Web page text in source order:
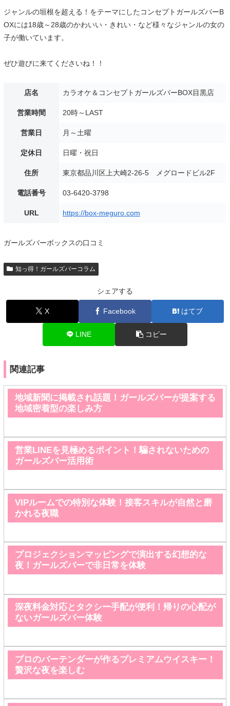
ジャンルの垣根を超える！をテーマにしたコンセプトガールズバーB
OXには18歳～28歳のかわいい・きれい・など様々なジャンルの女の
子が働いています。
ぜひ遊びに来てくださいね！！
店名 カラオケ＆コンセプトガールズバーBOX目黒店
営業時間 20時～LAST
営業日 月～土曜
定休日 日曜・祝日
住所 東京都品川区上大崎2-26-5 メグロードビル2F
電話番号 03-6420-3798
URL https://box-meguro.com
ガールズバーボックスの口コミ
知っ得！ガールズバーコラム
シェアする
X Facebook はてブ
LINE コピー
関連記事
地域新聞に掲載され話題！ガールズバーが提案する
地域密着型の楽しみ方
営業LINEを見極めるポイント！騙されないための
ガールズバー活用術
VIPルームでの特別な体験！接客スキルが自然と磨
かれる夜職
プロジェクションマッピングで演出する幻想的な
夜！ガールズバーで非日常を体験
深夜料金対応とタクシー手配が便利！帰りの心配が
ないガールズバー体験
プロのバーテンダーが作るプレミアムウイスキー！
贅沢な夜を楽しむ